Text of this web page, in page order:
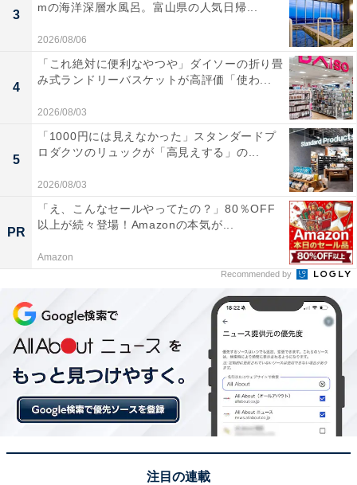
楽天トラベルの「5と0のつく日」キャンペーンと
は？
楽天トラベルでは、毎月5日・10日・15日・20日・25
日・30日に特別キャンペーンを実施。対象日にエントリ
ー＆予約をすると、宿泊料金が特別価格になるほか、ポ
イント還元率もアップします。
さらに、キャンペーン対象施設の中には、期間限定のス
ペシャルプランや豪華特典が付く場合もあります。旅行
をお得に楽しみたい方は、ぜひこの機会を活用しましょ
う。
＞楽天トラベルでキャンペーンを見る
※掲載されている情報は記事公開時のものです。あらか
3
mの海洋深層水風呂。富山県の人気日帰...
2026/08/06
4
「これ絶対に便利なやつや」ダイソーの折り畳
み式ランドリーバスケットが高評価「使わ...
2026/08/03
5
「1000円には見えなかった」スタンダードプ
ロダクツのリュックが「高見えする」の...
2026/08/03
PR
「え、こんなセールやってたの？」80％OFF
以上が続々登場！Amazonの本気が...
Amazon
Recommended by
注目の連載